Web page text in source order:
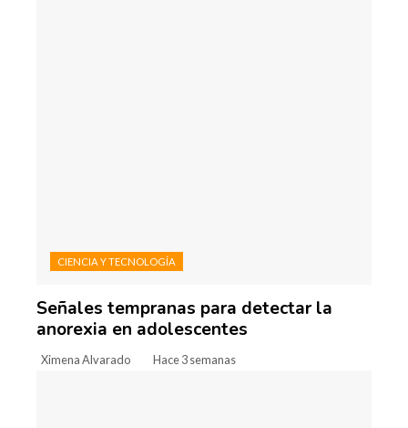
CIENCIA Y TECNOLOGÍA
Señales tempranas para detectar la
anorexia en adolescentes
Ximena Alvarado Hace 3 semanas